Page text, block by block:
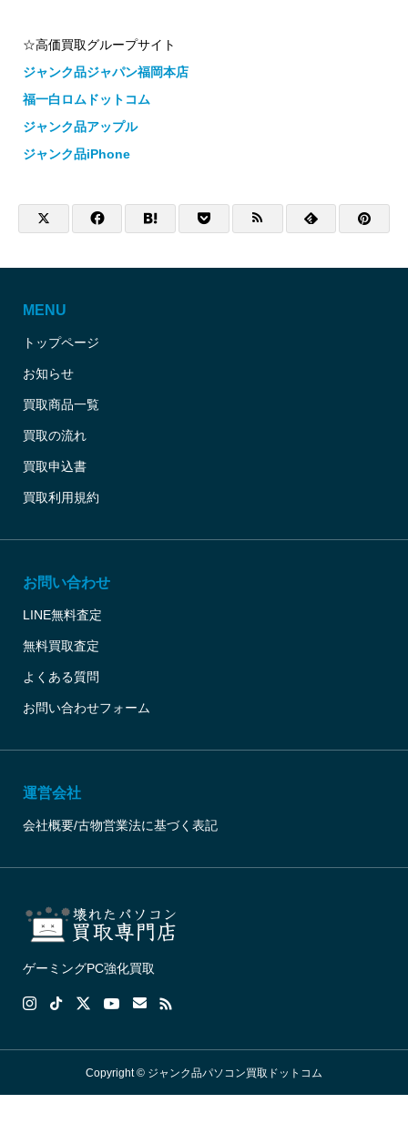
☆高価買取グループサイト
ジャンク品ジャパン福岡本店
福一白ロムドットコム
ジャンク品アップル
ジャンク品iPhone
MENU
トップページ
お知らせ
買取商品一覧
買取の流れ
買取申込書
買取利用規約
お問い合わせ
LINE無料査定
無料買取査定
よくある質問
お問い合わせフォーム
運営会社
会社概要/古物営業法に基づく表記
ゲーミングPC強化買取
Copyright © ジャンク品パソコン買取ドットコム